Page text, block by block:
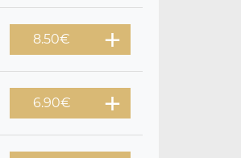
8.50€
6.90€